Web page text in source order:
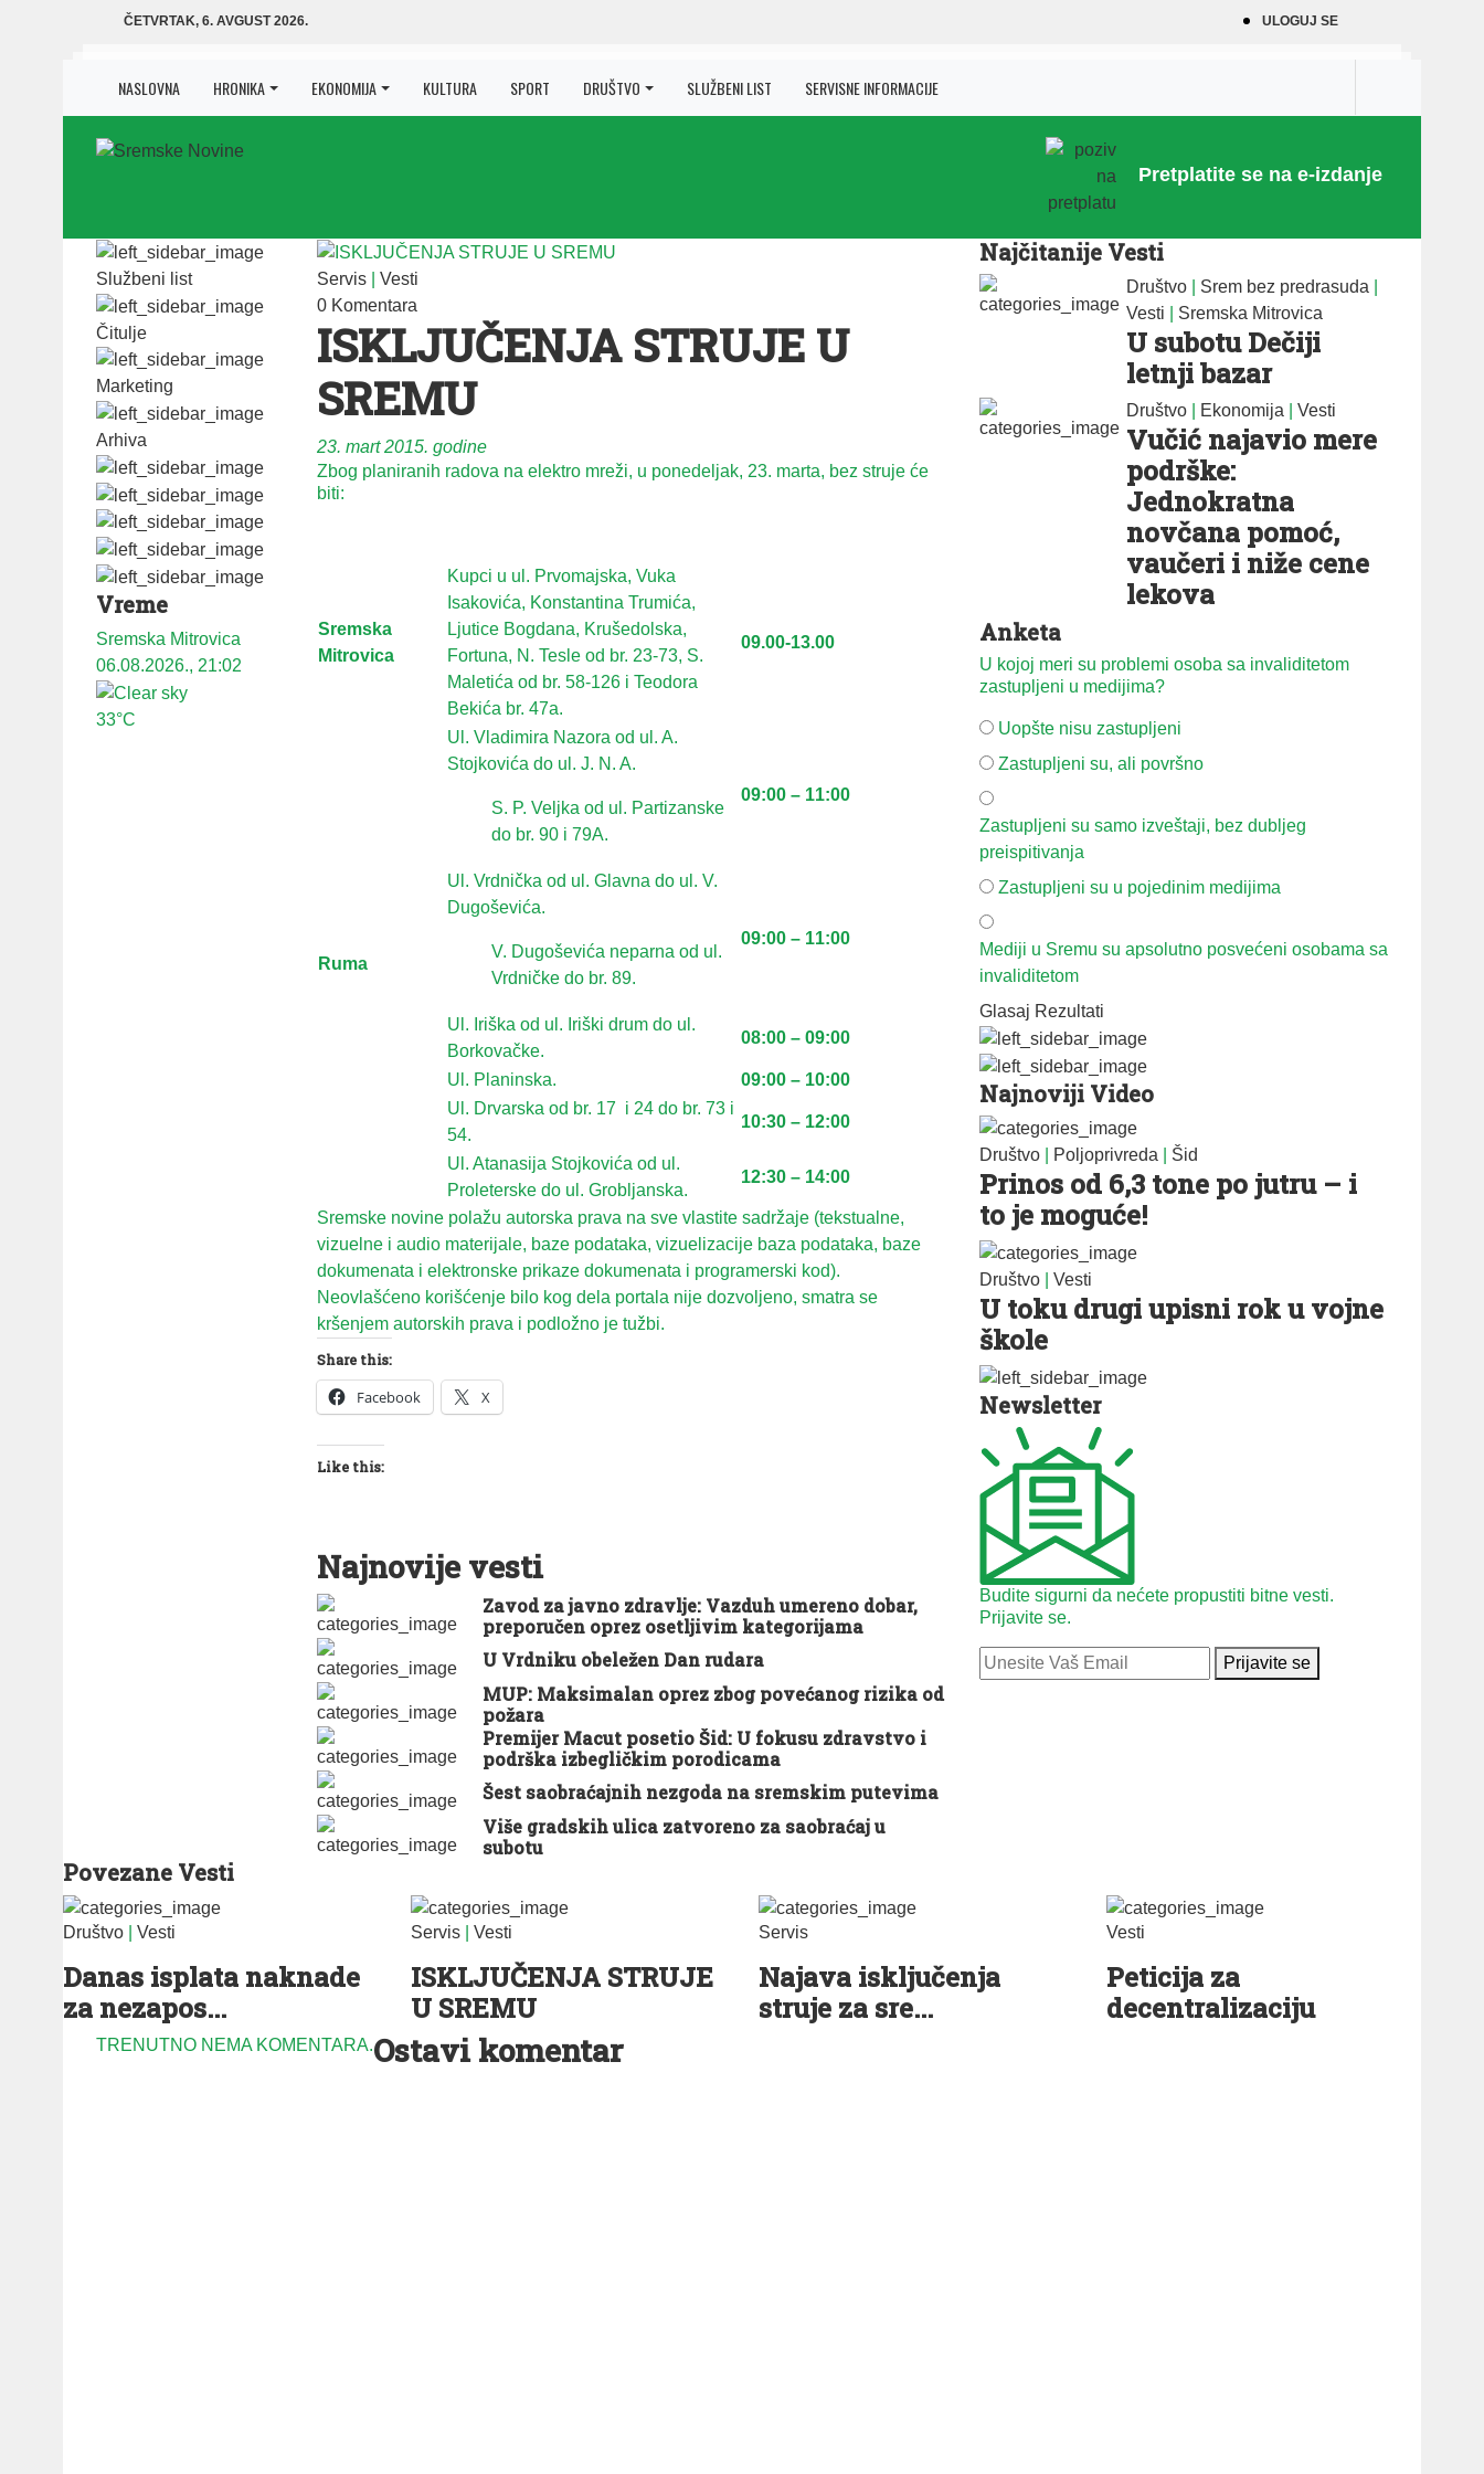
ČETVRTAK, 6. AVGUST 2026. ULOGUJ SE
NASLOVNA HRONIKA EKONOMIJA KULTURA SPORT DRUŠTVO SLUŽBENI LIST SERVISNE INFORMACIJE
Pretplatite se na e-izdanje
Službeni list
Čitulje
Marketing
Arhiva
Vreme
Sremska Mitrovica
06.08.2026., 21:02
33°C
Servis
Vesti
0 Komentara
ISKLJUČENJA STRUJE U
SREMU
23. mart 2015. godine
Zbog planiranih radova na elektro mreži, u ponedeljak, 23. marta, bez struje će
biti:
Sremska
Mitrovica
Kupci u ul. Prvomajska, Vuka
Isakovića, Konstantina Trumića,
Ljutice Bogdana, Krušedolska,
Fortuna, N. Tesle od br. 23-73, S.
Maletića od br. 58-126 i Teodora
Bekića br. 47a.
09.00-13.00
Ruma
Ul. Vladimira Nazora od ul. A.
Stojkovića do ul. J. N. A.
S. P. Velјka od ul. Partizanske
do br. 90 i 79A.
09:00 – 11:00
Ul. Vrdnička od ul. Glavna do ul. V.
Dugoševića.
V. Dugoševića neparna od ul.
Vrdničke do br. 89.
09:00 – 11:00
Ul. Iriška od ul. Iriški drum do ul.
Borkovačke.
08:00 – 09:00
Ul. Planinska.
09:00 – 10:00
Ul. Drvarska od br. 17 i 24 do br. 73 i
54.
10:30 – 12:00
Ul. Atanasija Stojkovića od ul.
Proleterske do ul. Groblјanska.
12:30 – 14:00
Sremske novine polažu autorska prava na sve vlastite sadržaje (tekstualne,
vizuelne i audio materijale, baze podataka, vizuelizacije baza podataka, baze
dokumenata i elektronske prikaze dokumenata i programerski kod).
Neovlašćeno korišćenje bilo kog dela portala nije dozvoljeno, smatra se
kršenjem autorskih prava i podložno je tužbi.
Share this:
Facebook X
Like this:
Najnovije vesti
Zavod za javno zdravlje: Vazduh umereno dobar,
preporučen oprez osetljivim kategorijama
U Vrdniku obeležen Dan rudara
MUP: Maksimalan oprez zbog povećanog rizika od
požara
Premijer Macut posetio Šid: U fokusu zdravstvo i
podrška izbegličkim porodicama
Šest saobraćajnih nezgoda na sremskim putevima
Više gradskih ulica zatvoreno za saobraćaj u
subotu
Najčitanije Vesti
Društvo Srem bez predrasuda
Vesti
Sremska Mitrovica
U subotu Dečiji
letnji bazar
Društvo Ekonomija |Vesti
Vučić najavio mere
podrške:
Jednokratna
novčana pomoć,
vaučeri i niže cene
lekova
Anketa
U kojoj meri su problemi osoba sa invaliditetom
zastupljeni u medijima?
Uopšte nisu zastupljeni
Zastupljeni su, ali površno
Zastupljeni su samo izveštaji, bez dubljeg
preispitivanja
Zastupljeni su u pojedinim medijima
Mediji u Sremu su apsolutno posvećeni osobama sa
invaliditetom
Glasaj Rezultati
Najnoviji Video
Društvo Poljoprivreda Šid
Prinos od 6,3 tone po jutru – i
to je moguće!
Društvo Vesti
U toku drugi upisni rok u vojne
škole
Newsletter
Budite sigurni da nećete propustiti bitne vesti.
Prijavite se.
Prijavite se
Povezane Vesti
Društvo Vesti
Danas isplata naknade
za nezapos...
Servis Vesti
ISKLJUČENJA STRUJE
U SREMU
Servis
Najava isključenja
struje za sre...
Vesti
Peticija za
decentralizaciju
TRENUTNO NEMA KOMENTARA.Ostavi komentar